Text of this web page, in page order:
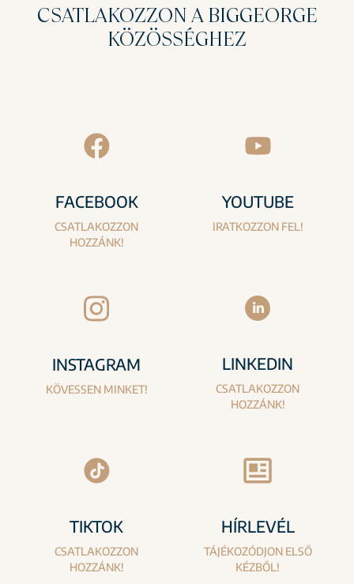
CSATLAKOZZON A BIGGEORGE
KÖZÖSSÉGHEZ
FACEBOOK
CSATLAKOZZON
HOZZÁNK!
YOUTUBE
IRATKOZZON FEL!
INSTAGRAM
KÖVESSEN MINKET!
LINKEDIN
CSATLAKOZZON
HOZZÁNK!
TIKTOK
CSATLAKOZZON
HOZZÁNK!
HÍRLEVÉL
TÁJÉKOZÓDJON ELSŐ
KÉZBŐL!